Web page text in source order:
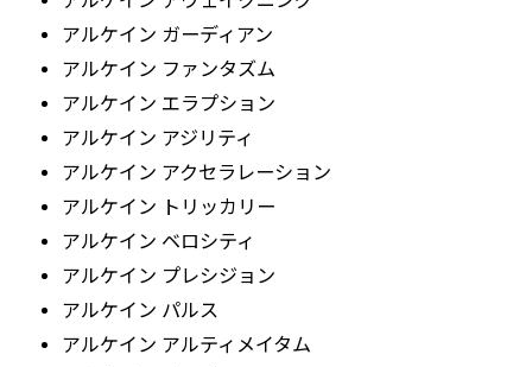
アルケイン ガーディアン
アルケイン ファンタズム
アルケイン エラプション
アルケイン アジリティ
アルケイン アクセラレーション
アルケイン トリッカリー
アルケイン ベロシティ
アルケイン プレシジョン
アルケイン パルス
アルケイン アルティメイタム